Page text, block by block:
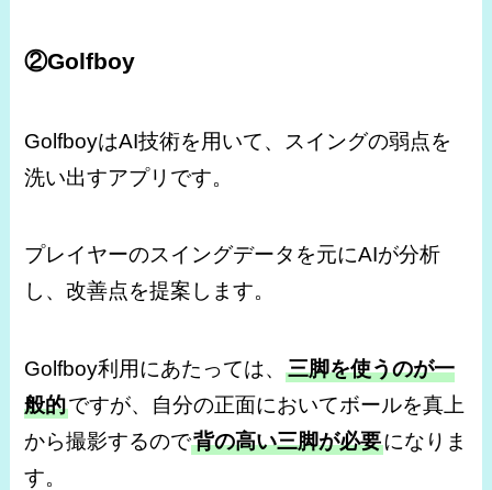
②Golfboy
GolfboyはAI技術を用いて、スイングの弱点を
洗い出すアプリです。
プレイヤーのスイングデータを元にAIが分析
し、改善点を提案します。
Golfboy利用にあたっては、三脚を使うのが一
般的ですが、自分の正面においてボールを真上
から撮影するので背の高い三脚が必要になりま
す。